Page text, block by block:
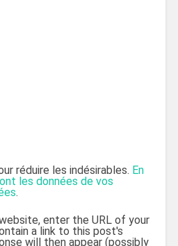
réduire les indésirables. En
les données de vos
.
enter the URL of your
a link to this post's
will then appear (possibly